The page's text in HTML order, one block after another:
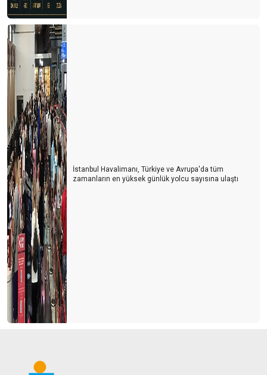
İstanbul Havalimanı, Türkiye ve Avrupa'da tüm
zamanların en yüksek günlük yolcu sayısına ulaştı